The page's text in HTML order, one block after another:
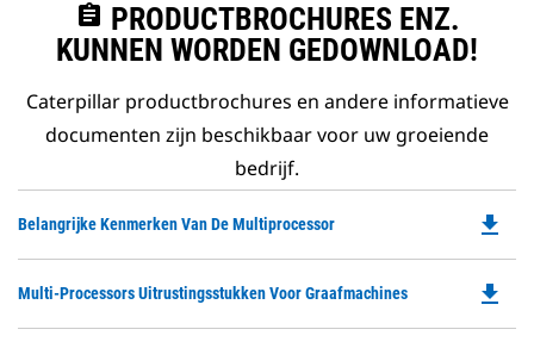
assignment PRODUCTBROCHURES ENZ.
KUNNEN WORDEN GEDOWNLOAD!
Caterpillar productbrochures en andere informatieve
documenten zijn beschikbaar voor uw groeiende
bedrijf.
Belangrijke Kenmerken Van De Multiprocessor
a
file_download
Multi-Processors Uitrustingsstukken Voor Graafmachines file_download